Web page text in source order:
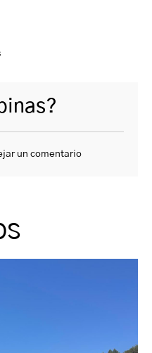
un comentario